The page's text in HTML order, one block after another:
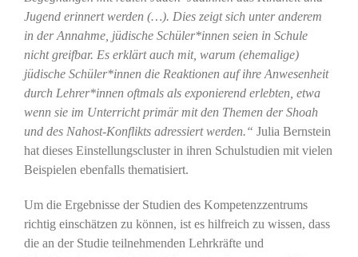
Jugend erinnert werden (…). Dies zeigt sich unter anderem
in der Annahme, jüdische Schüler*innen seien in Schule
nicht greifbar. Es erklärt auch mit, warum (ehemalige)
jüdische Schüler*innen die Reaktionen auf ihre Anwesenheit
durch Lehrer*innen oftmals als exponierend erlebten, etwa
wenn sie im Unterricht primär mit den Themen der Shoah
und des Nahost-Konflikts adressiert werden.“ Julia Bernstein
hat dieses Einstellungscluster in ihren Schulstudien mit vielen
Beispielen ebenfalls thematisiert.
Um die Ergebnisse der Studien des Kompetenzzentrums
richtig einschätzen zu können, ist es hilfreich zu wissen, dass
die an der Studie teilnehmenden Lehrkräfte und